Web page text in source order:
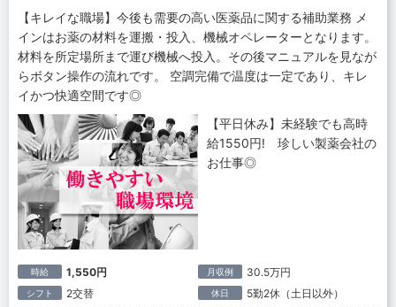
【キレイな職場】今後も需要の高い医薬品に関する補助業務 メ
インはお薬の材料を運搬・投入、機械オペレーターとなります。
材料を所定場所まで運び機械へ投入。その後マニュアルを見なが
らボタン操作の流れです。 空調完備で温度は一定であり、キレ
イかつ快適空間です◎
【平日休み】未経験でも高時
給1550円! 珍しい製薬会社の
お仕事◎
時給 1,550円 月収例 30.5万円
シフト 2交替 休日 5勤2休（土日以外）